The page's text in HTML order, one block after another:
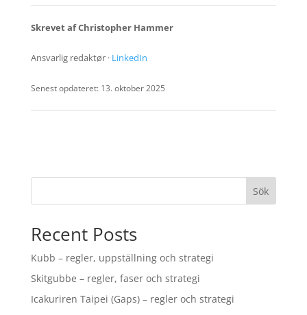
Skrevet af Christopher Hammer
Ansvarlig redaktør · LinkedIn
Senest opdateret: 13. oktober 2025
Sök
Recent Posts
Kubb – regler, uppställning och strategi
Skitgubbe – regler, faser och strategi
Icakuriren Taipei (Gaps) – regler och strategi